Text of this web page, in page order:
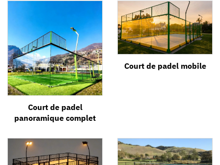
Court de padel
panoramique complet
Court de padel mobile